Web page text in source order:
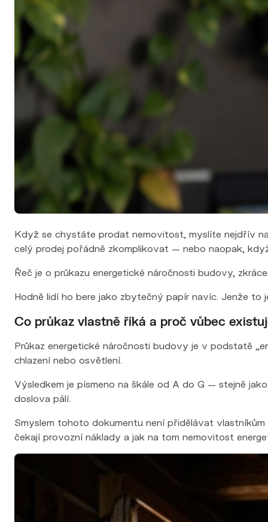
Nabídka nemovitostí
Pro developery
Blog
Když se chystáte prodat nemovitost, myslíte nejdřív
celý prodej pořádně zkomplikovat — nebo naopak,
Řeč je o průkazu energetické náročnosti budovy,
Hodně lidí ho bere jako zbytečný papír navíc. Jenže to
Co průkaz vlastně říká a proč vůbec
Průkaz energetické náročnosti budovy je v podstatě
chlazení nebo osvětlení.
Výsledkem je písmeno na škále od A do G — stejně
doslova pálí.
Smyslem tohoto dokumentu není přidělávat
čekají provozní náklady a jak na tom nemovitost